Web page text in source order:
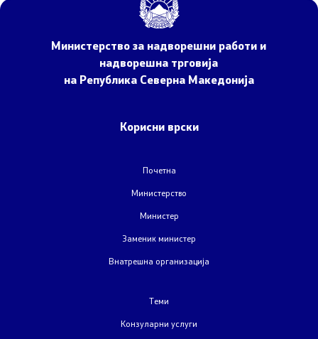
Kонтрола за извоз на стоки и технологии со двојна
употреба
Информации од јавен карактер
Слободен пристап до информации од јавен карактер
Стратешки документи
Министерство за надворешни работи и
надворешна трговија
на Република Северна Македонија
Корисни врски
Почетна
Министерство
Министер
Заменик министер
Внатрешна организација
Теми
Конзуларни услуги